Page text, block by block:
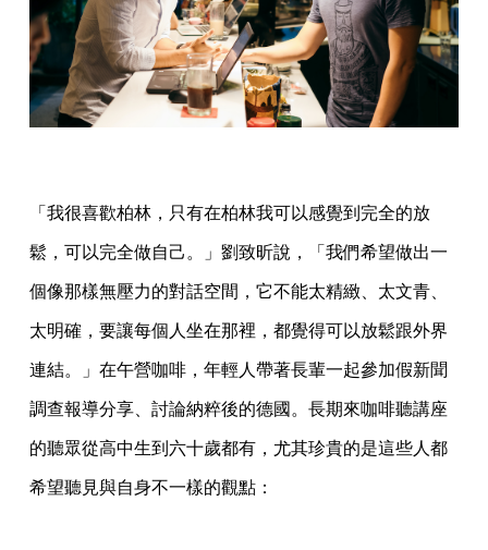
「我很喜歡柏林，只有在柏林我可以感覺到完全的放
鬆，可以完全做自己。」劉致昕說，「我們希望做出一
個像那樣無壓力的對話空間，它不能太精緻、太文青、
太明確，要讓每個人坐在那裡，都覺得可以放鬆跟外界
連結。」在午營咖啡，年輕人帶著長輩一起參加假新聞
調查報導分享、討論納粹後的德國。長期來咖啡聽講座
的聽眾從高中生到六十歲都有，尤其珍貴的是這些人都
希望聽見與自身不一樣的觀點：